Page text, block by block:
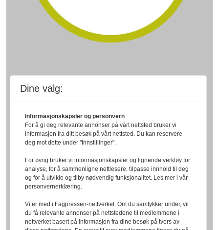
Dine valg:
Informasjonskapsler og personvern
For å gi deg relevante annonser på vårt nettsted bruker vi
informasjon fra ditt besøk på vårt nettsted. Du kan reservere
deg mot dette under "Innstillinger".
For øvrig bruker vi informasjonskapsler og lignende verktøy for
analyse, for å sammenligne nettlesere, tilpasse innhold til deg
og for å utvikle og tilby nødvendig funksjonalitet. Les mer i vår
personvernerklæring.
Vi er med i Fagpressen-nettverket. Om du samtykker under, vil
du få relevante annonser på nettstedene til medlemmene i
nettverket basert på informasjon fra dine besøk på tvers av